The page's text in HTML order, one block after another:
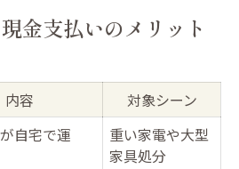
金支払いのメリット
内容
対象シーン
自宅で運
重い家電や大型
家具処分